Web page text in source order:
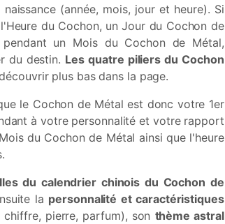
(année, mois, jour et heure). Si
du Cochon, un Jour du Cochon de
un Mois du Cochon de Métal,
du destin. Les quatre piliers du Cochon
plus bas dans la page.
le Cochon de Métal est donc votre 1er
à votre personnalité et votre rapport
du Cochon de Métal ainsi que l'heure
du calendrier chinois du Cochon de
la personnalité et caractéristiques
chiffre, pierre, parfum), son thème astral